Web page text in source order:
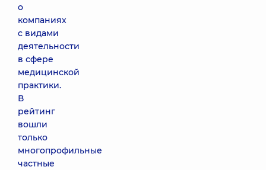
о
компаниях
с видами
деятельности
в сфере
медицинской
практики.
В
рейтинг
вошли
только
многопрофильные
частные